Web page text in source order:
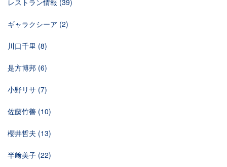
ギャラクシーア (2)
川口千里 (8)
是方博邦 (6)
小野リサ (7)
佐藤竹善 (10)
櫻井哲夫 (13)
半﨑美子 (22)